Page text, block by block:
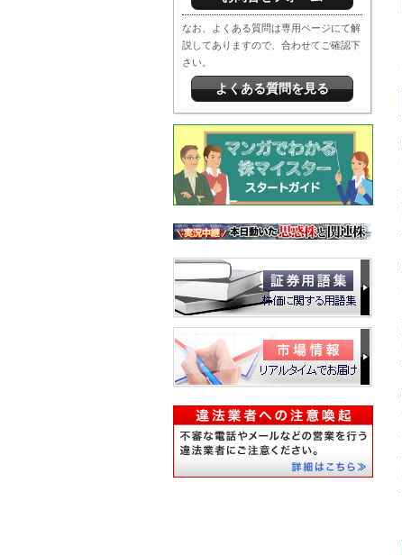
なお、よくある質問は専用ページにて解
説してありますので、合わせてご確認下
さい。
よくある質問を見る